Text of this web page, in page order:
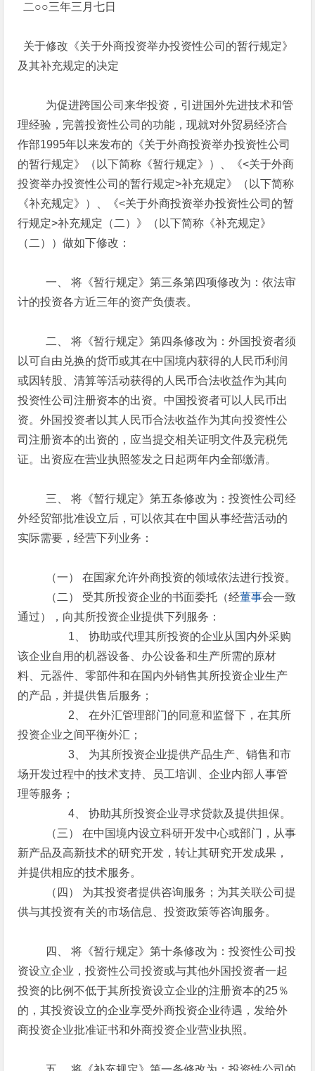
二○○三年三月七日
关于修改《关于外商投资举办投资性公司的暂行规定》
及其补充规定的决定
为促进跨国公司来华投资，引进国外先进技术和管
理经验，完善投资性公司的功能，现就对外贸易经济合
作部1995年以来发布的《关于外商投资举办投资性公司
的暂行规定》（以下简称《暂行规定》）、《<关于外商
投资举办投资性公司的暂行规定>补充规定》（以下简称
《补充规定》）、《<关于外商投资举办投资性公司的暂
行规定>补充规定（二）》（以下简称《补充规定》
（二））做如下修改：
一、 将《暂行规定》第三条第四项修改为：依法审
计的投资各方近三年的资产负债表。
二、 将《暂行规定》第四条修改为：外国投资者须
以可自由兑换的货币或其在中国境内获得的人民币利润
或因转股、清算等活动获得的人民币合法收益作为其向
投资性公司注册资本的出资。中国投资者可以人民币出
资。外国投资者以其人民币合法收益作为其向投资性公
司注册资本的出资的，应当提交相关证明文件及完税凭
证。出资应在营业执照签发之日起两年内全部缴清。
三、 将《暂行规定》第五条修改为：投资性公司经
外经贸部批准设立后，可以依其在中国从事经营活动的
实际需要，经营下列业务：
（一） 在国家允许外商投资的领域依法进行投资。
（二） 受其所投资企业的书面委托（经董事会一致
通过），向其所投资企业提供下列服务：
1、 协助或代理其所投资的企业从国内外采购
该企业自用的机器设备、办公设备和生产所需的原材
料、元器件、零部件和在国内外销售其所投资企业生产
的产品，并提供售后服务；
2、 在外汇管理部门的同意和监督下，在其所
投资企业之间平衡外汇；
3、 为其所投资企业提供产品生产、销售和市
场开发过程中的技术支持、员工培训、企业内部人事管
理等服务；
4、 协助其所投资企业寻求贷款及提供担保。
（三） 在中国境内设立科研开发中心或部门，从事
新产品及高新技术的研究开发，转让其研究开发成果，
并提供相应的技术服务。
（四） 为其投资者提供咨询服务；为其关联公司提
供与其投资有关的市场信息、投资政策等咨询服务。
四、 将《暂行规定》第十条修改为：投资性公司投
资设立企业，投资性公司投资或与其他外国投资者一起
投资的比例不低于其所投资设立企业的注册资本的25％
的，其投资设立的企业享受外商投资企业待遇，发给外
商投资企业批准证书和外商投资企业营业执照。